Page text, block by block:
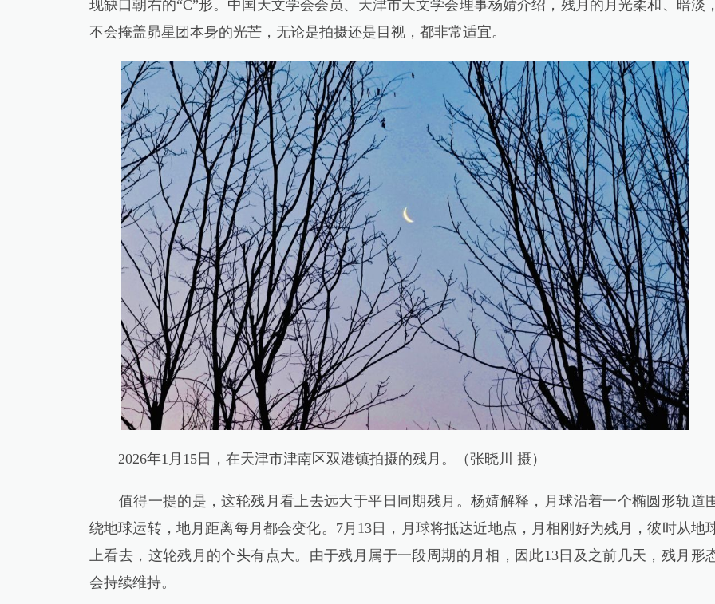
现缺口朝右的“C”形。中国天文学会会员、天津市天文学会理事杨婧介绍，残月的月光柔和、暗淡，
不会掩盖昴星团本身的光芒，无论是拍摄还是目视，都非常适宜。
2026年1月15日，在天津市津南区双港镇拍摄的残月。（张晓川 摄）
值得一提的是，这轮残月看上去远大于平日同期残月。杨婧解释，月球沿着一个椭圆形轨道
绕地球运转，地月距离每月都会变化。7月13日，月球将抵达近地点，月相刚好为残月，彼时从地
上看去，这轮残月的个头有点大。由于残月属于一段周期的月相，因此13日及之前几天，残月形
会持续维持。